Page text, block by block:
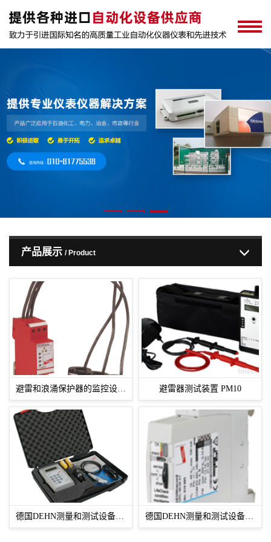
产品展示 / Product
避雷器测试装置 PM10
德国DEHN测量和测试设备_DRC LC M2 德国DEHN测量和测试设备_DRC MCM XT